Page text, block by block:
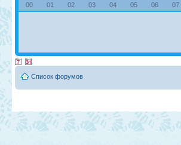
00 01 02 03 04 05 06 07
Список форумов